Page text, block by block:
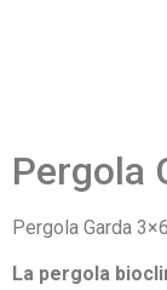
Pergola
Pergola Garda
La pergola